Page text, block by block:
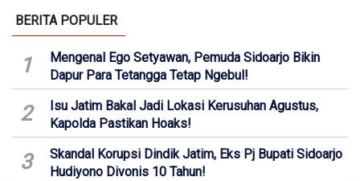
BERITA POPULER
1
Mengenal Ego Setyawan, Pemuda Sidoarjo Bikin
Dapur Para Tetangga Tetap Ngebul!
2
Isu Jatim Bakal Jadi Lokasi Kerusuhan Agustus,
Kapolda Pastikan Hoaks!
3
Skandal Korupsi Dindik Jatim, Eks Pj Bupati Sidoarjo
Hudiyono Divonis 10 Tahun!